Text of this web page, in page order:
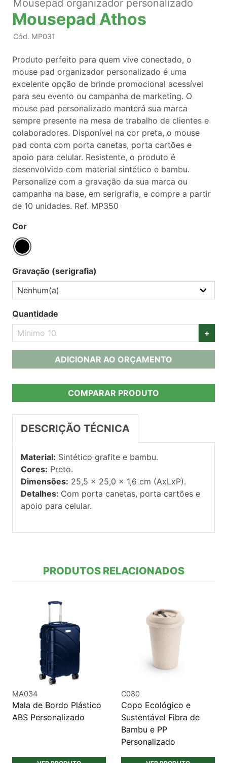
Mousepad organizador personalizado
Mousepad Athos
Cód. MP031
Produto perfeito para quem vive conectado, o
mouse pad organizador personalizado é uma
excelente opção de brinde promocional acessível
para seu evento ou campanha de marketing. O
mouse pad personalizado manterá sua marca
sempre presente na mesa de trabalho de clientes e
colaboradores. Disponível na cor preta, o mouse
pad conta com porta canetas, porta cartões e
apoio para celular. Resistente, o produto é
desenvolvido com material sintético e bambu.
Personalize com a gravação da sua marca ou
campanha na base, em serigrafia, e compre a partir
de 10 unidades. Ref. MP350
Cor
Gravação (serigrafia)
Quantidade
+
ADICIONAR AO ORÇAMENTO
COMPARAR PRODUTO
DESCRIÇÃO TÉCNICA
Material: Sintético grafite e bambu.
Cores: Preto.
Dimensões: 25,5 x 25,0 x 1,6 cm (AxLxP).
Detalhes: Com porta canetas, porta cartões e
apoio para celular.
PRODUTOS RELACIONADOS
MA034
Mala de Bordo Plástico
ABS Personalizado
C080
Copo Ecológico e
Sustentável Fibra de
Bambu e PP
Personalizado